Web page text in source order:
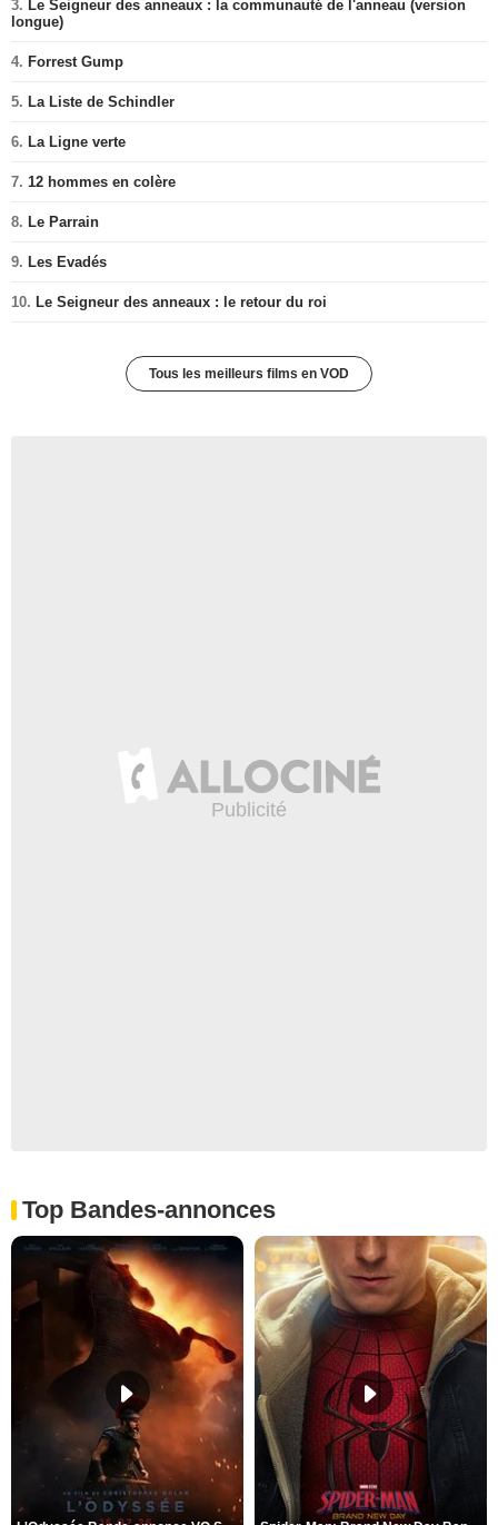
3. Le Seigneur des anneaux : la communauté de l'anneau (version
longue)
4. Forrest Gump
5. La Liste de Schindler
6. La Ligne verte
7. 12 hommes en colère
8. Le Parrain
9. Les Evadés
10. Le Seigneur des anneaux : le retour du roi
Tous les meilleurs films en VOD
Top Bandes-annonces